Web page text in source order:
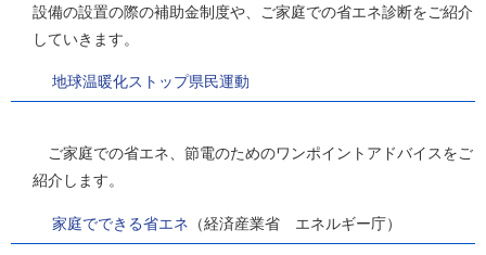
設備の設置の際の補助金制度や、ご家庭での省エネ診断をご紹介
していきます。
地球温暖化ストップ県民運動
ご家庭での省エネ、節電のためのワンポイントアドバイスをご
紹介します。
家庭でできる省エネ （経済産業省 エネルギー庁）